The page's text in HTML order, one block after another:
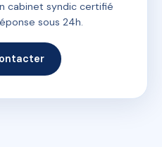
cabinet syndic certifié
sous 24h.